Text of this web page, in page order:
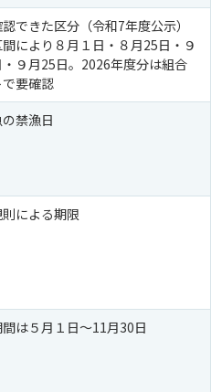
できた区分（令和7年度公示）
により８月１日・８月25日・９
９月25日。2026年度分は組合
要確認
禁漁日
による期限
は５月１日〜11月30日